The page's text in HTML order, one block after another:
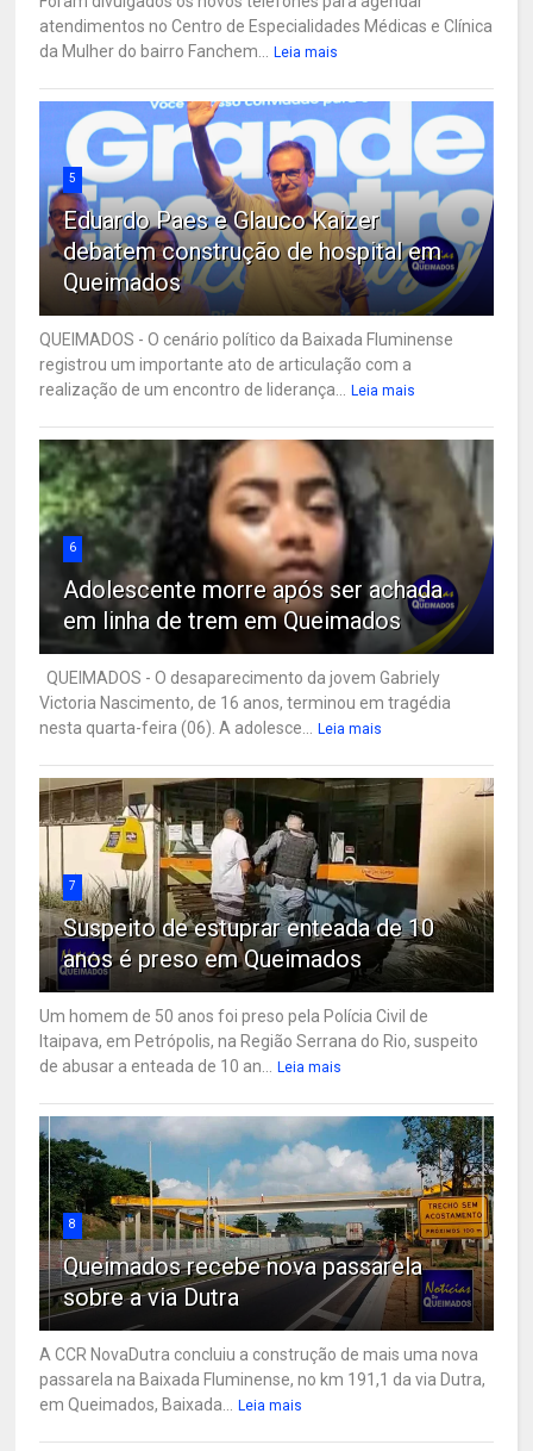
atendimentos no Centro de Especialidades Médicas e Clínica
da Mulher do bairro Fanchem...
Leia mais
5
Eduardo Paes e Glauco Kaizer
debatem construção de hospital em
Queimados
QUEIMADOS - O cenário político da Baixada Fluminense
registrou um importante ato de articulação com a
realização de um encontro de liderança...
Leia mais
6
Adolescente morre após ser achada
em linha de trem em Queimados
QUEIMADOS - O desaparecimento da jovem Gabriely
Victoria Nascimento, de 16 anos, terminou em tragédia
nesta quarta-feira (06). A adolesce...
Leia mais
7
Suspeito de estuprar enteada de 10
anos é preso em Queimados
Um homem de 50 anos foi preso pela Polícia Civil de
Itaipava, em Petrópolis, na Região Serrana do Rio, suspeito
de abusar a enteada de 10 an...
Leia mais
8
Queimados recebe nova passarela
sobre a via Dutra
A CCR NovaDutra concluiu a construção de mais uma nova
passarela na Baixada Fluminense, no km 191,1 da via Dutra,
em Queimados, Baixada...
Leia mais